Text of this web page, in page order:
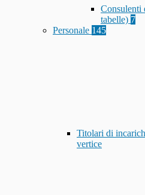
Consulenti
tabelle) 7
Personale 145
Titolari di
vertice